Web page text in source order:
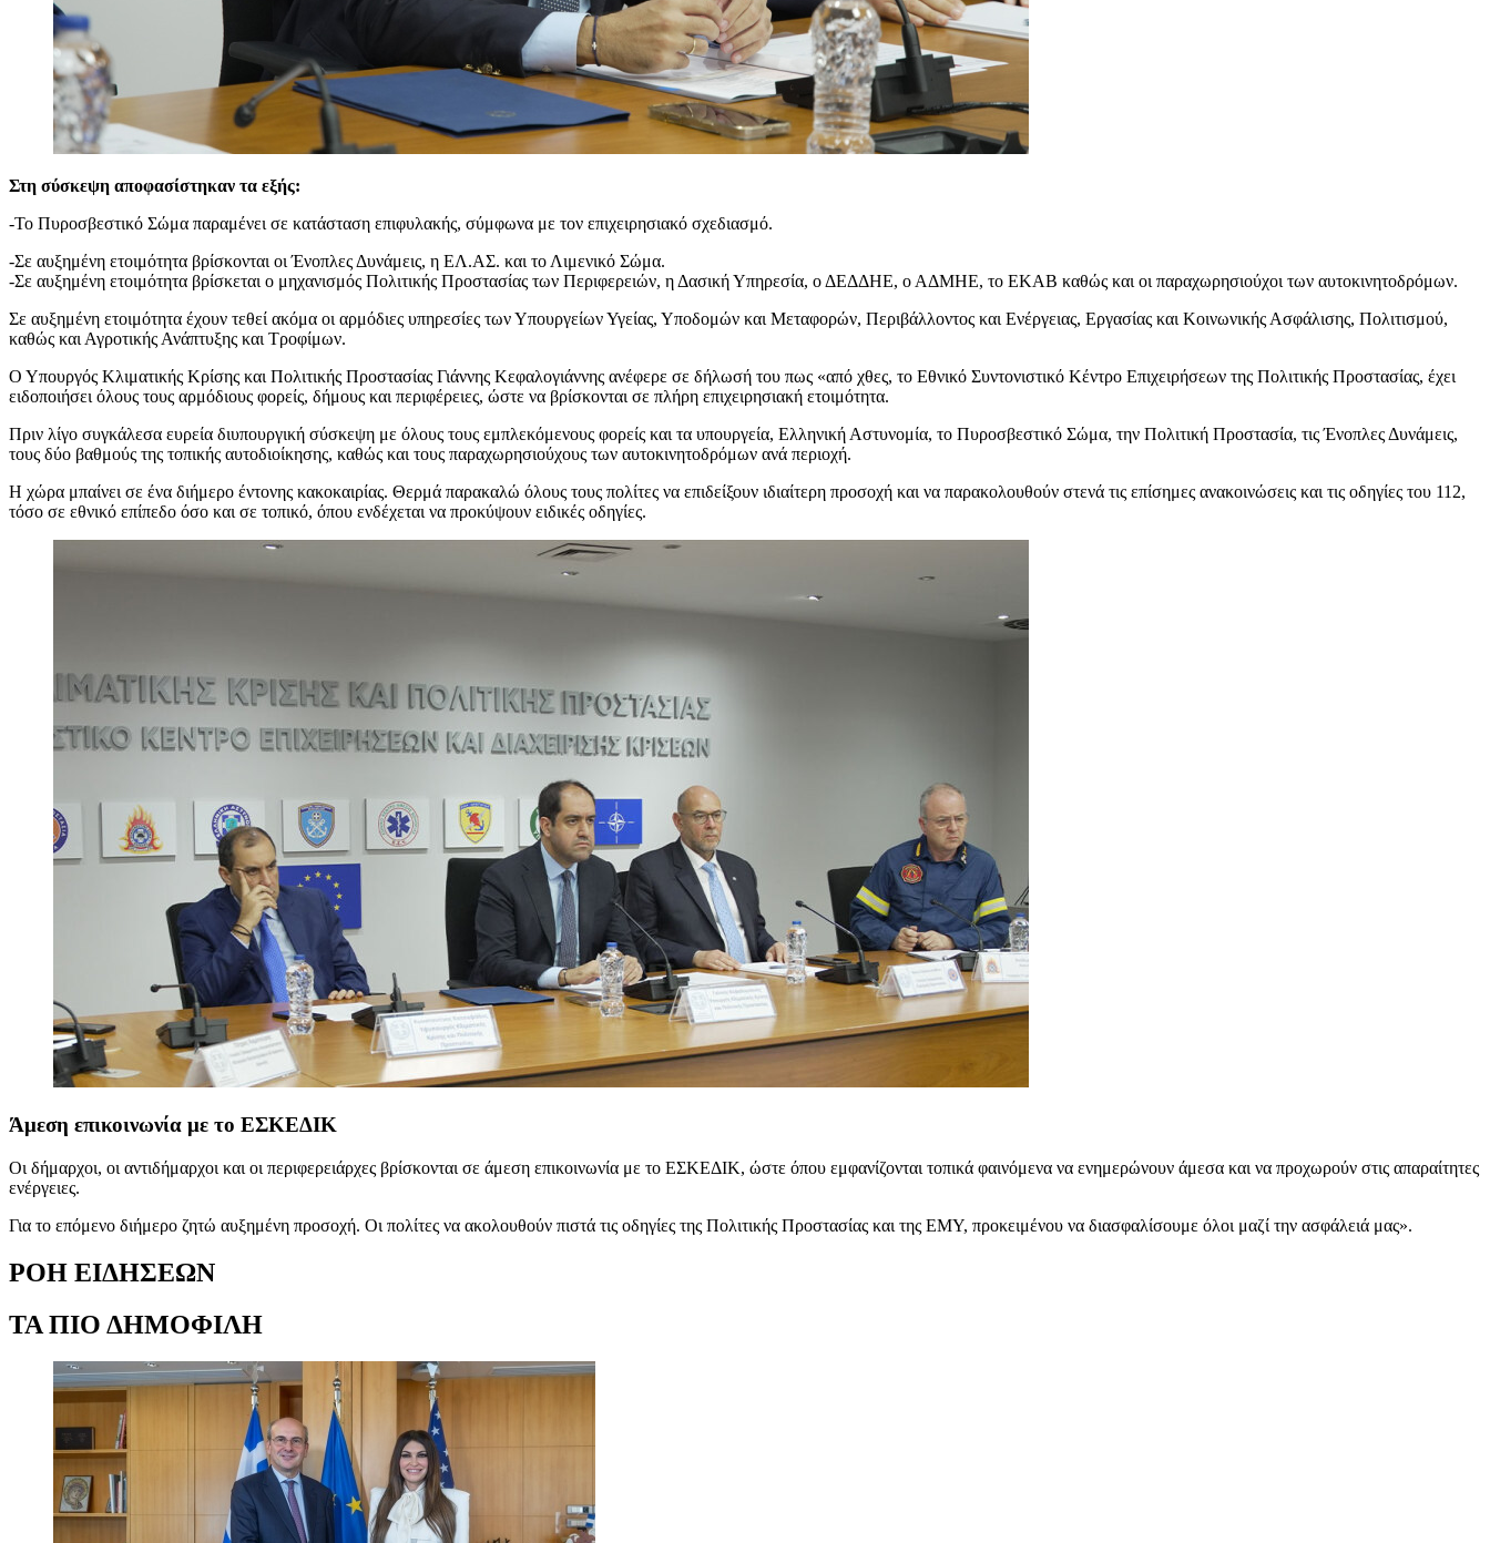
Στη σύσκεψη αποφασίστηκαν τα εξής:
-Το Πυροσβεστικό Σώμα παραμένει σε κατάσταση επιφυλακής, σύμφωνα με τον επιχειρησιακό σχεδιασμό.
-Σε αυξημένη ετοιμότητα βρίσκονται οι Ένοπλες Δυνάμεις, η ΕΛ.ΑΣ. και το Λιμενικό Σώμα.
-Σε αυξημένη ετοιμότητα βρίσκεται ο μηχανισμός Πολιτικής Προστασίας των Περιφερειών, η Δασική Υπηρεσία, ο ΔΕΔΔΗΕ, ο ΑΔΜΗΕ, το ΕΚΑΒ καθώς και οι παραχωρησιούχοι των αυτοκινητοδρόμων.
Σε αυξημένη ετοιμότητα έχουν τεθεί ακόμα οι αρμόδιες υπηρεσίες των Υπουργείων Υγείας, Υποδομών και Μεταφορών, Περιβάλλοντος και Ενέργειας, Εργασίας και Κοινωνικής Ασφάλισης, Πολιτισμού,
καθώς και Αγροτικής Ανάπτυξης και Τροφίμων.
Ο Υπουργός Κλιματικής Κρίσης και Πολιτικής Προστασίας Γιάννης Κεφαλογιάννης ανέφερε σε δήλωσή του πως «από χθες, το Εθνικό Συντονιστικό Κέντρο Επιχειρήσεων της Πολιτικής Προστασίας, έχει
ειδοποιήσει όλους τους αρμόδιους φορείς, δήμους και περιφέρειες, ώστε να βρίσκονται σε πλήρη επιχειρησιακή ετοιμότητα.
Πριν λίγο συγκάλεσα ευρεία διυπουργική σύσκεψη με όλους τους εμπλεκόμενους φορείς και τα υπουργεία, Ελληνική Αστυνομία, το Πυροσβεστικό Σώμα, την Πολιτική Προστασία, τις Ένοπλες Δυνάμεις,
τους δύο βαθμούς της τοπικής αυτοδιοίκησης, καθώς και τους παραχωρησιούχους των αυτοκινητοδρόμων ανά περιοχή.
Η χώρα μπαίνει σε ένα διήμερο έντονης κακοκαιρίας. Θερμά παρακαλώ όλους τους πολίτες να επιδείξουν ιδιαίτερη προσοχή και να παρακολουθούν στενά τις επίσημες ανακοινώσεις και τις οδηγίες του 112,
τόσο σε εθνικό επίπεδο όσο και σε τοπικό, όπου ενδέχεται να προκύψουν ειδικές οδηγίες.
Άμεση επικοινωνία με το ΕΣΚΕΔΙΚ
Οι δήμαρχοι, οι αντιδήμαρχοι και οι περιφερειάρχες βρίσκονται σε άμεση επικοινωνία με το ΕΣΚΕΔΙΚ, ώστε όπου εμφανίζονται τοπικά φαινόμενα να ενημερώνουν άμεσα και να προχωρούν στις απαραίτητες
ενέργειες.
Για το επόμενο διήμερο ζητώ αυξημένη προσοχή. Οι πολίτες να ακολουθούν πιστά τις οδηγίες της Πολιτικής Προστασίας και της ΕΜΥ, προκειμένου να διασφαλίσουμε όλοι μαζί την ασφάλειά μας».
ΡΟΗ ΕΙΔΗΣΕΩΝ
ΤΑ ΠΙΟ ΔΗΜΟΦΙΛΗ